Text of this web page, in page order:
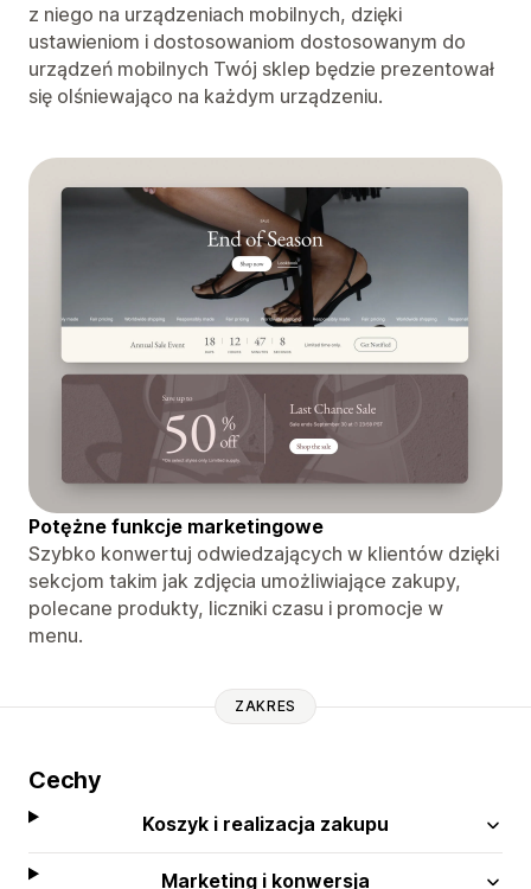
z niego na urządzeniach mobilnych, dzięki
ustawieniom i dostosowaniom dostosowanym do
urządzeń mobilnych Twój sklep będzie prezentował
się olśniewająco na każdym urządzeniu.
Potężne funkcje marketingowe
Szybko konwertuj odwiedzających w klientów dzięki
sekcjom takim jak zdjęcia umożliwiające zakupy,
polecane produkty, liczniki czasu i promocje w
menu.
ZAKRES
Cechy
Koszyk i realizacja zakupu
Marketing i konwersja